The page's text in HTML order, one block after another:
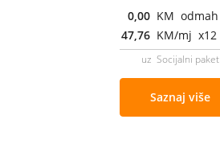
0,00 KM odmah
47,76 KM/mj x12
uz Socijalni paket
Saznaj više